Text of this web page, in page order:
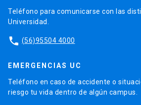
Teléfono para comunicarse con las
Universidad.
phone (56)95504 4000
EMERGENCIAS UC
Teléfono en caso de accidente o
riesgo tu vida dentro de algún campus.